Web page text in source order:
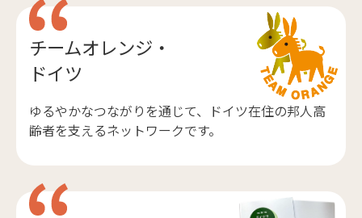
チームオレンジ・
ドイツ
ゆるやかなつながりを通じて、ドイツ在住の邦人高
齢者を支えるネットワークです。